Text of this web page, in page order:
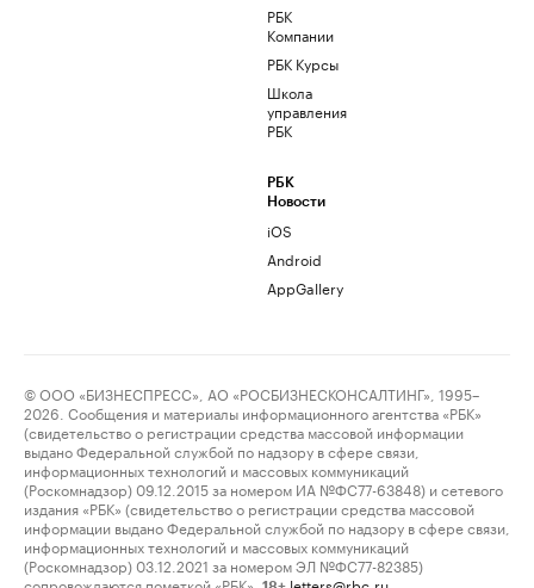
РБК
Компании
РБК Курсы
Школа
управления
РБК
РБК
Новости
iOS
Android
AppGallery
© ООО «БИЗНЕСПРЕСС», АО «РОСБИЗНЕСКОНСАЛТИНГ», 1995–
2026. Сообщения и материалы информационного агентства «РБК»
(свидетельство о регистрации средства массовой информации
выдано Федеральной службой по надзору в сфере связи,
информационных технологий и массовых коммуникаций
(Роскомнадзор) 09.12.2015 за номером ИА №ФС77-63848) и сетевого
издания «РБК» (свидетельство о регистрации средства массовой
информации выдано Федеральной службой по надзору в сфере связи,
информационных технологий и массовых коммуникаций
(Роскомнадзор) 03.12.2021 за номером ЭЛ №ФС77-82385)